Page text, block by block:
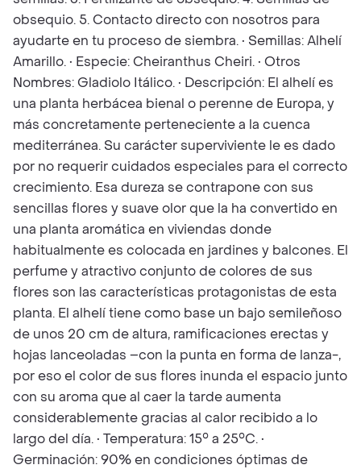
obsequio. 5. Contacto directo con nosotros para
ayudarte en tu proceso de siembra. • Semillas: Alhelí
Amarillo. • Especie: Cheiranthus Cheiri. • Otros
Nombres: Gladiolo Itálico. • Descripción: El alhelí es
una planta herbácea bienal o perenne de Europa, y
más concretamente perteneciente a la cuenca
mediterránea. Su carácter superviviente le es dado
por no requerir cuidados especiales para el correcto
crecimiento. Esa dureza se contrapone con sus
sencillas flores y suave olor que la ha convertido en
una planta aromática en viviendas donde
habitualmente es colocada en jardines y balcones. El
perfume y atractivo conjunto de colores de sus
flores son las características protagonistas de esta
planta. El alhelí tiene como base un bajo semileñoso
de unos 20 cm de altura, ramificaciones erectas y
hojas lanceoladas –con la punta en forma de lanza-,
por eso el color de sus flores inunda el espacio junto
con su aroma que al caer la tarde aumenta
considerablemente gracias al calor recibido a lo
largo del día. • Temperatura: 15° a 25°C. •
Germinación: 90% en condiciones óptimas de